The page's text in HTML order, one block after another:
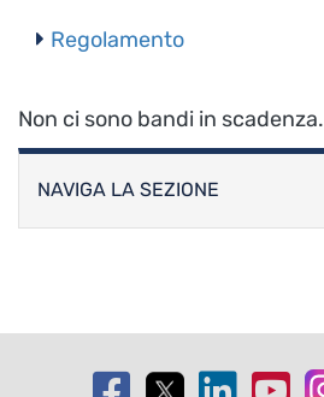
Regolamento
Non ci sono bandi in scadenza.
NAVIGA LA SEZIONE